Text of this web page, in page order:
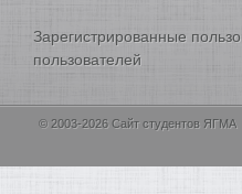
Зарегистрированные
пользователей
© 2003-2026 Сайт студентов ЯГМА